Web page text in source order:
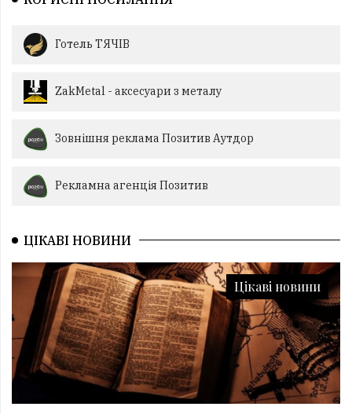
Готель ТЯЧІВ
ZakMetal - аксесуари з металу
Зовнішня реклама Позитив Аутдор
Рекламна агенція Позитив
ЦІКАВІ НОВИНИ
Цікаві новини